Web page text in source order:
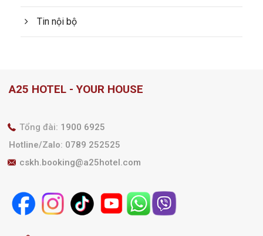
Tin nội bộ
A25 HOTEL - YOUR HOUSE
Tổng đài: 1900 6925
Hotline/Zalo: 0789 252525
cskh.booking@a25hotel.com